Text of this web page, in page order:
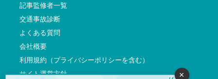
記事監修者一覧
交通事故診断
よくある質問
会社概要
利用規約（プライバシーポリシーを含む）
サイト運営方針
×